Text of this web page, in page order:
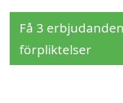
Få 3
förpliktelser